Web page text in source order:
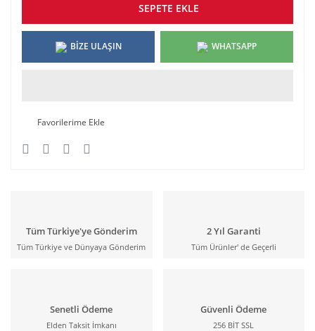
SEPETE EKLE
BİZE ULAŞIN WHATSAPP
Tüm Türkiye'ye Gönderim
Tüm Türkiye ve Dünyaya Gönderim
2 Yıl Garanti
Tüm Ürünler' de Geçerli
Senetli Ödeme
Elden Taksit İmkanı
Güvenli Ödeme
256 BİT SSL